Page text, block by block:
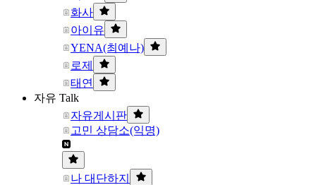
화사
아이유
YENA(최예나)
로제
태연
자유 Talk
자유게시판
고민 상담소(익명)
나 대단하지